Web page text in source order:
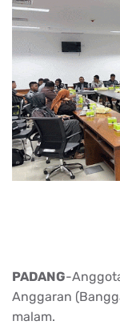
PADANG-
Anggaran (
malam.